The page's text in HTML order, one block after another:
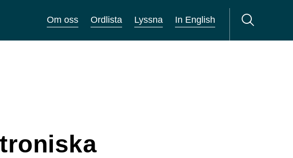
Om oss Ordlista Lyssna In English